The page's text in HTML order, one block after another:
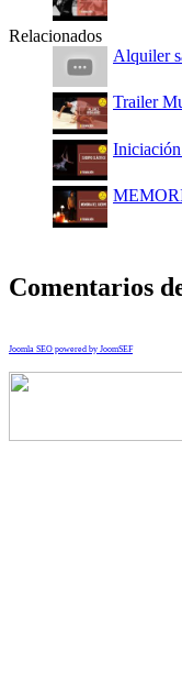
Relacionados
Alquiler
Trailer
Comentarios
Joomla SEO powered by JoomSEF